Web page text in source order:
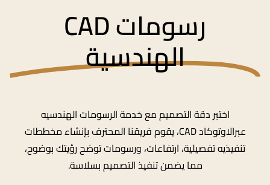
رسومات CAD
الهندسية
اختبر دقة التصميم مع خدمة الرسومات الهندسيه
عبرالاوتوكاد CAD، يقوم فريقنا المحترف بإنشاء مخططات
تنفيذيه تفصيلية، ارتفاعات، ورسومات توضح رؤيتك بوضوح،
مما يضمن تنفيذ التصميم بسلاسة.